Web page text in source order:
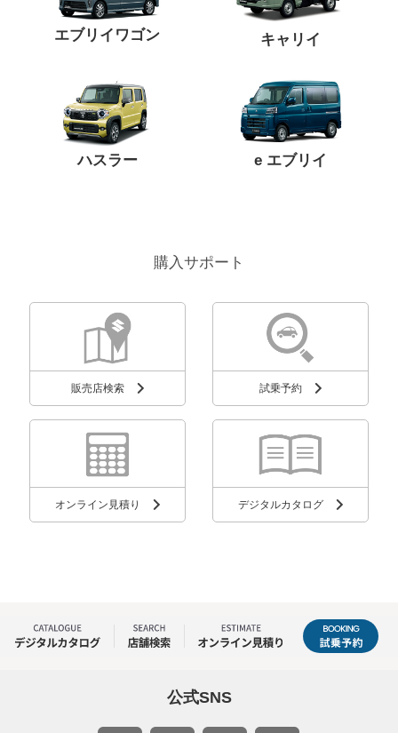
エブリイワゴン キャリイ
ハスラー e エブリイ
購入サポート
販売店検索 試乗予約
オンライン見積り デジタルカタログ
公式SNS